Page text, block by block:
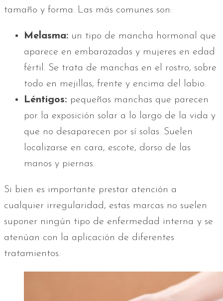
tamaño y forma. Las más comunes son:
Melasma: un tipo de mancha hormonal que
aparece en embarazadas y mujeres en edad
fértil. Se trata de manchas en el rostro, sobre
todo en mejillas, frente y encima del labio.
Léntigos: pequeñas manchas que parecen
por la exposición solar a lo largo de la vida y
que no desaparecen por sí solas. Suelen
localizarse en cara, escote, dorso de las
manos y piernas.
Si bien es importante prestar atención a
cualquier irregularidad, estas marcas no suelen
suponer ningún tipo de enfermedad interna y se
atenúan con la aplicación de diferentes
tratamientos.